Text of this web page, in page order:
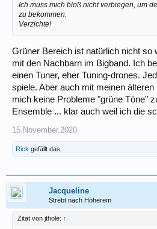
Ich muss mich bloß nicht verbiegen, um
zu bekommen.
Verzichte!
Grüner Bereich ist natürlich nicht so
mit den Nachbarn im Bigband. Ich
einen Tuner, eher Tuning-drones.
spiele. Aber auch mit meinen
mich keine Probleme "grüne Töne"
Ensemble ... klar auch weil ich die
15.November.2020
Rick gefällt das.
Jacqueline
Strebt nach Höherem
Zitat von jthole: ↑